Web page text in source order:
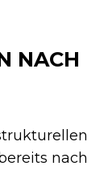
NACH
nach